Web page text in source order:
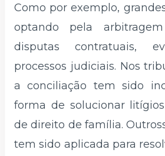
Como por exemplo,
optando pela
disputas contratuais,
processos judiciais. Nos
a conciliação tem sido
forma de solucionar
de direito de família.
tem sido aplicada para